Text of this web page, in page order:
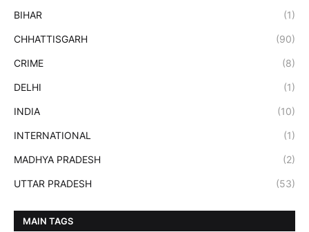
BIHAR (1)
CHHATTISGARH (90)
CRIME (8)
DELHI (1)
INDIA (10)
INTERNATIONAL (1)
MADHYA PRADESH (2)
UTTAR PRADESH (53)
MAIN TAGS